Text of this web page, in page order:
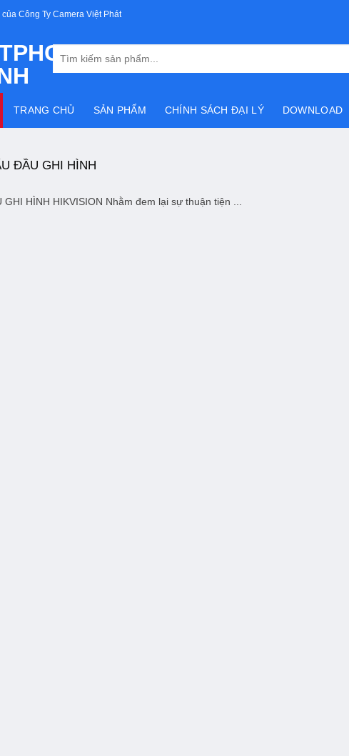
Công Ty Camera Việt Phát
Tìm
TRANG CHỦ SẢN PHẨM CHÍNH SÁCH ĐẠI LÝ DOWNLOAD
ĐẦU GHI HÌNH
HÌNH HIKVISION Nhằm đem lại sự thuận tiện ...